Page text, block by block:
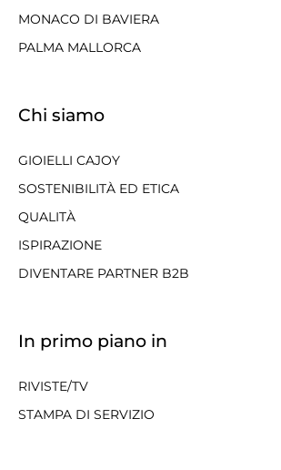
MONACO DI BAVIERA
PALMA MALLORCA
Chi siamo
GIOIELLI CAJOY
SOSTENIBILITÀ ED ETICA
QUALITÀ
ISPIRAZIONE
DIVENTARE PARTNER B2B
In primo piano in
RIVISTE/TV
STAMPA DI SERVIZIO